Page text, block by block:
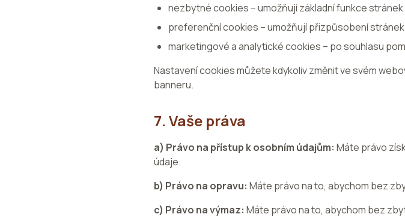
nezbytné cookies – umožňují základní funkce stránek
preferenční cookies – umožňují přizpůsobení
marketingové a analytické cookies – po souhlasu
Nastavení cookies můžete kdykoliv změnit ve svém
banneru.
7. Vaše práva
a) Právo na přístup k osobním údajům: Máte právo
údaje.
b) Právo na opravu: Máte právo na to, abychom bez
c) Právo na výmaz: Máte právo na to, abychom bez